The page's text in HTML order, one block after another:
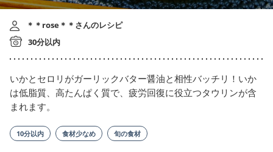
＊＊rose＊＊さんのレシピ
30分以内
いかとセロリがガーリックバター醤油と相性バッチリ！いか
は低脂質、高たんぱく質で、疲労回復に役立つタウリンが含
まれます。
10分以内 食材少なめ 旬の食材